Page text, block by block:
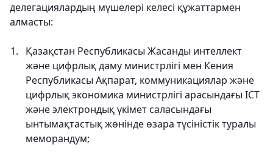
делегациялардың мүшелері келесі құжаттармен
алмасты:
Қазақстан Республикасы Жасанды интеллект
және цифрлық даму министрлігі мен Кения
Республикасы Ақпарат, коммуникациялар және
цифрлық экономика министрлігі арасындағы ICT
және электрондық үкімет саласындағы
ынтымақтастық жөнінде өзара түсіністік туралы
меморандум;